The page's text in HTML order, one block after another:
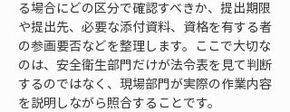
る場合にどの区分で確認すべきか、提出期限
や提出先、必要な添付資料、資格を有する者
の参画要否などを整理します。ここで大切な
のは、安全衛生部門だけが法令表を見て判断
するのではなく、現場部門が実際の作業内容
を説明しながら照合することです。